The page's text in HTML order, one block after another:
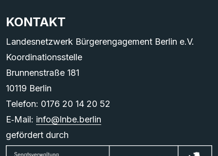
KONTAKT
Landesnetzwerk Bürgerengagement Berlin e.V.
Koordinationsstelle
Brunnenstraße 181
10119 Berlin
Telefon: 0176 20 14 20 52
E‑Mail: info@lnbe.berlin
gefördert durch